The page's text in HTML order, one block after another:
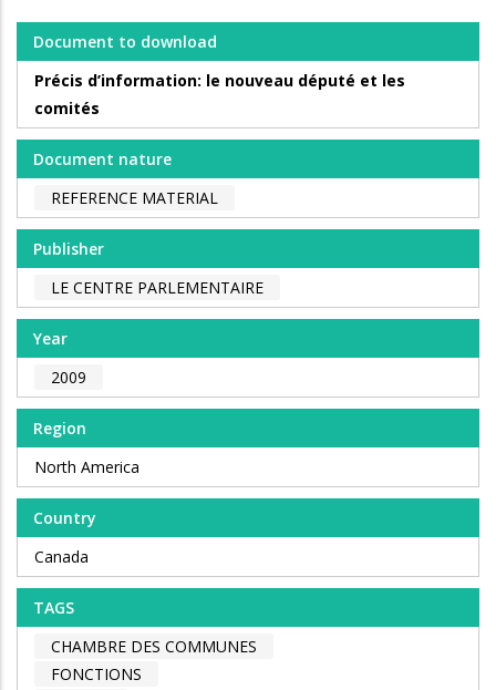
Document to download
Précis d’information: le nouveau député et les
comités
Document nature
REFERENCE MATERIAL
Publisher
LE CENTRE PARLEMENTAIRE
Year
2009
Region
North America
Country
Canada
TAGS
CHAMBRE DES COMMUNES
FONCTIONS